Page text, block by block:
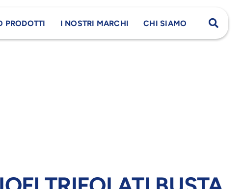
PRODOTTI I NOSTRI MARCHI CHI SIAMO